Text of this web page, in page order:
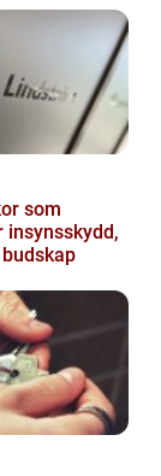
ä...
som
insynsskydd,